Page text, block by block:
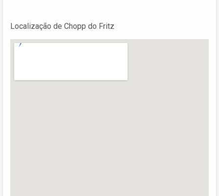
Localização de Chopp do Fritz